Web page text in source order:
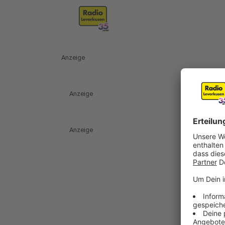
Anzeige
Anzeige
Anzeige